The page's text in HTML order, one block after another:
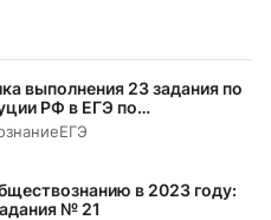
выполнения 23 задания по
РФ в ЕГЭ по
в 2023 году
ЕГЭ
в 2023 году:
№ 21